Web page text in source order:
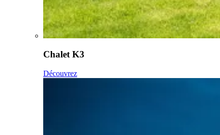
Chalet K3
Découvrez